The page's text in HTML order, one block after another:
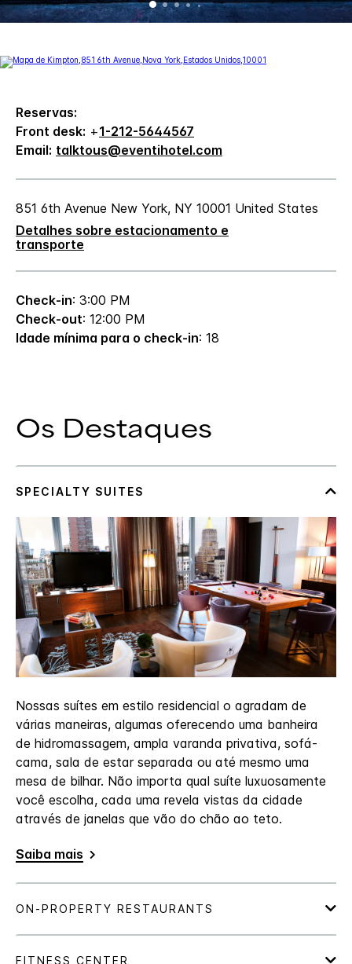
Reservas:
Front desk: +1-212-5644567
Email: talktous@eventihotel.com
851 6th Avenue New York, NY 10001 United States
Detalhes sobre estacionamento e
transporte
Check-in: 3:00 PM
Check-out: 12:00 PM
Idade mínima para o check-in: 18
Os Destaques
Nossas suítes em estilo residencial o agradam de
várias maneiras, algumas oferecendo uma banheira
de hidromassagem, ampla varanda privativa, sofá-
cama, sala de estar separada ou até mesmo uma
mesa de bilhar. Não importa qual suíte luxuosamente
você escolha, cada uma revela vistas da cidade
através de janelas que vão do chão ao teto.
Saiba mais